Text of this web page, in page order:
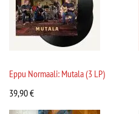
Eppu Normaali: Mutala (3 LP)
39,90€